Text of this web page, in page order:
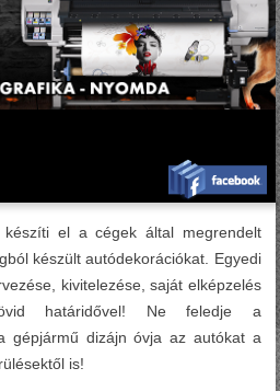
készíti el a cégek által megrendelt
készült autódekorációkat. Egyedi
kivitelezése, saját elképzelés
határidővel! Ne feledje a
gépjármű dizájn óvja az autókat a
is!